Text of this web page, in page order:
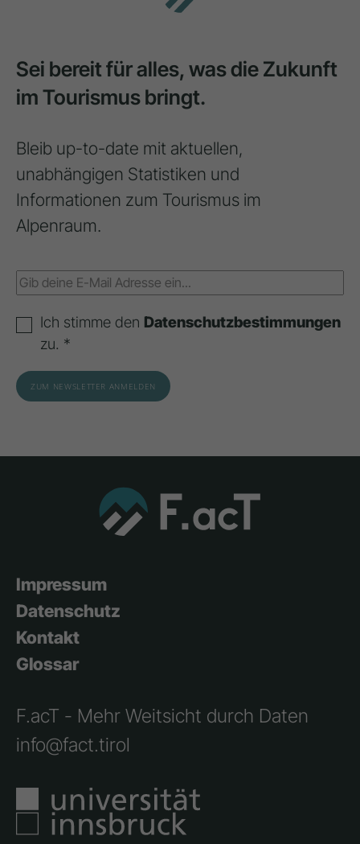
Sei bereit für alles, was die Zukunft
im Tourismus bringt.
Bleib up-to-date mit aktuellen,
unabhängigen Statistiken und
Informationen zum Tourismus im
Alpenraum.
Ich stimme den Datenschutzbestimmungen
zu. *
Impressum
Datenschutz
Kontakt
Glossar
F.acT - Mehr Weitsicht durch Daten
info@fact.tirol